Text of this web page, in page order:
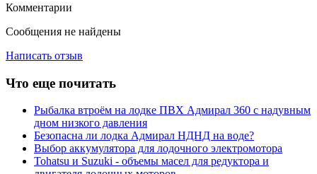
Комментарии
Сообщения не найдены
Написать отзыв
Что еще почитать
Рыбалка втроём на лодке ПВХ Адмирал 360 с надувным
дном низкого давления
Безопасна ли лодка Адмирал НДНД на воде?
Выбор аккумулятора для лодочного электромотора
Tohatsu и Suzuki - объемы масел для редуктора и